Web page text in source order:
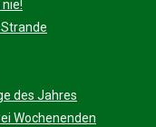
des Jahres
Wochenenden